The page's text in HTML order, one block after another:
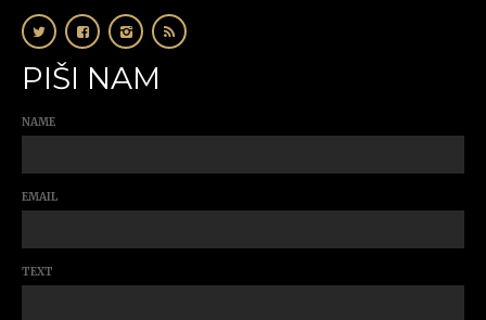
PIŠI NAM
NAME
EMAIL
TEXT